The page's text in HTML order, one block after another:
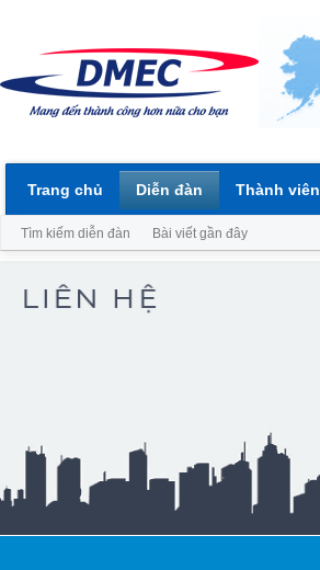
Trang chủ Diễn đàn
Tìm kiếm diễn đàn Bài viết gần đây
Thành viên